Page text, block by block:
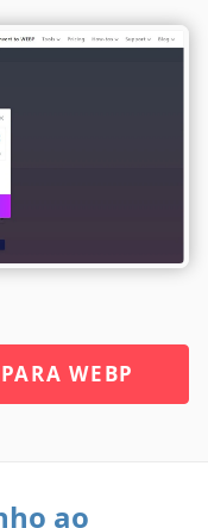
WEBP
ao